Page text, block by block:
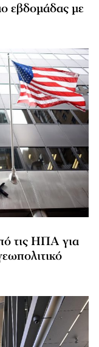
εβδομάδας με
τις ΗΠΑ για